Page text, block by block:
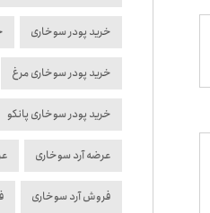
خرید پودر سوخاری
خرید پودر سوخاری مرغ
خرید پودر سوخاری پانکو
عرضه آرد سوخاری
فروش آرد سوخاری